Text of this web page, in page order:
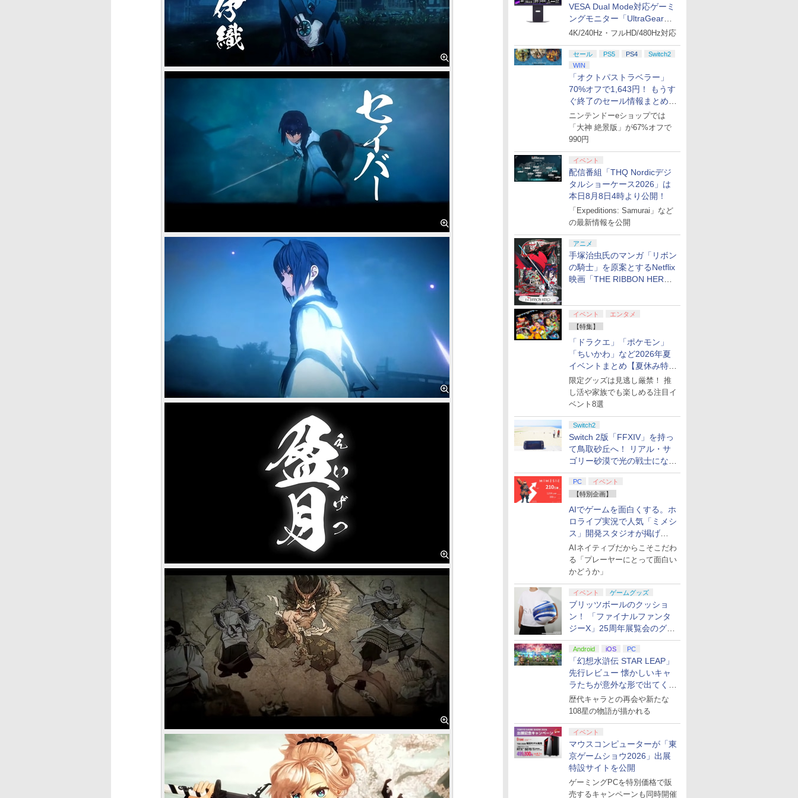
VESA Dual Mode対応ゲーミ
ングモニター「UltraGear
27G850A-B」がお買い得！
4K/240Hz・フルHD/480Hz対応
セール PS5 PS4
Switch2
WIN
「オクトパストラベラー」
70%オフで1,643円！ もうす
ぐ終了のセール情報まとめ
【8月8日更新】
ニンテンドーeショップでは
「大神 絶景版」が67%オフで
990円
イベント
配信番組「THQ Nordicデジ
タルショーケース2026」は
本日8月8日4時より公開！
「Expeditions: Samurai」など
の最新情報を公開
アニメ
手塚治虫氏のマンガ「リボン
の騎士」を原案とするNetflix
映画「THE RIBBON HERO
イベント
エンタメ
【特集】
「ドラクエ」「ポケモン」
「ちいかわ」など2026年夏
イベントまとめ【夏休み特
集】
限定グッズは見逃し厳禁！ 推
し活や家族でも楽しめる注目イ
ベント8選
Switch2
Switch 2版「FFXIV」を持っ
て鳥取砂丘へ！ リアル・サ
ゴリー砂漠で光の戦士になっ
てみた
PC
イベント
【特別企画】
AIでゲームを面白くする。ホ
ロライブ実況で人気「ミメシ
ス」開発スタジオが掲げ
る“AI活用の信念”とは？【講
演レポート】
AIネイティブだからこそこだわ
る「プレーヤーにとって面白い
かどうか」
イベント ゲームグッズ
ブリッツボールのクッショ
ン！ 「ファイナルファンタ
ジーX」25周年展覧会のグッ
ズ情報が公開
Android iOS PC
「幻想水滸伝 STAR LEAP」
先行レビュー 懐かしいキャ
ラたちが意外な形で出てくる
シリーズ完全新作！
歴代キャラとの再会や新たな
108星の物語が描かれる
イベント
マウスコンピューターが「東
京ゲームショウ2026」出展
特設サイトを公開
ゲーミングPCを特別価格で販
売するキャンペーンも同時開催